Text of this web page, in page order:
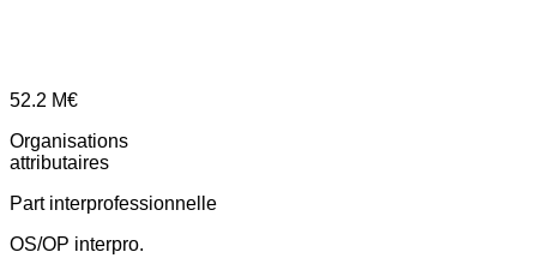
52.2 M€
Organisations
attributaires
Part interprofessionnelle
OS/OP interpro.